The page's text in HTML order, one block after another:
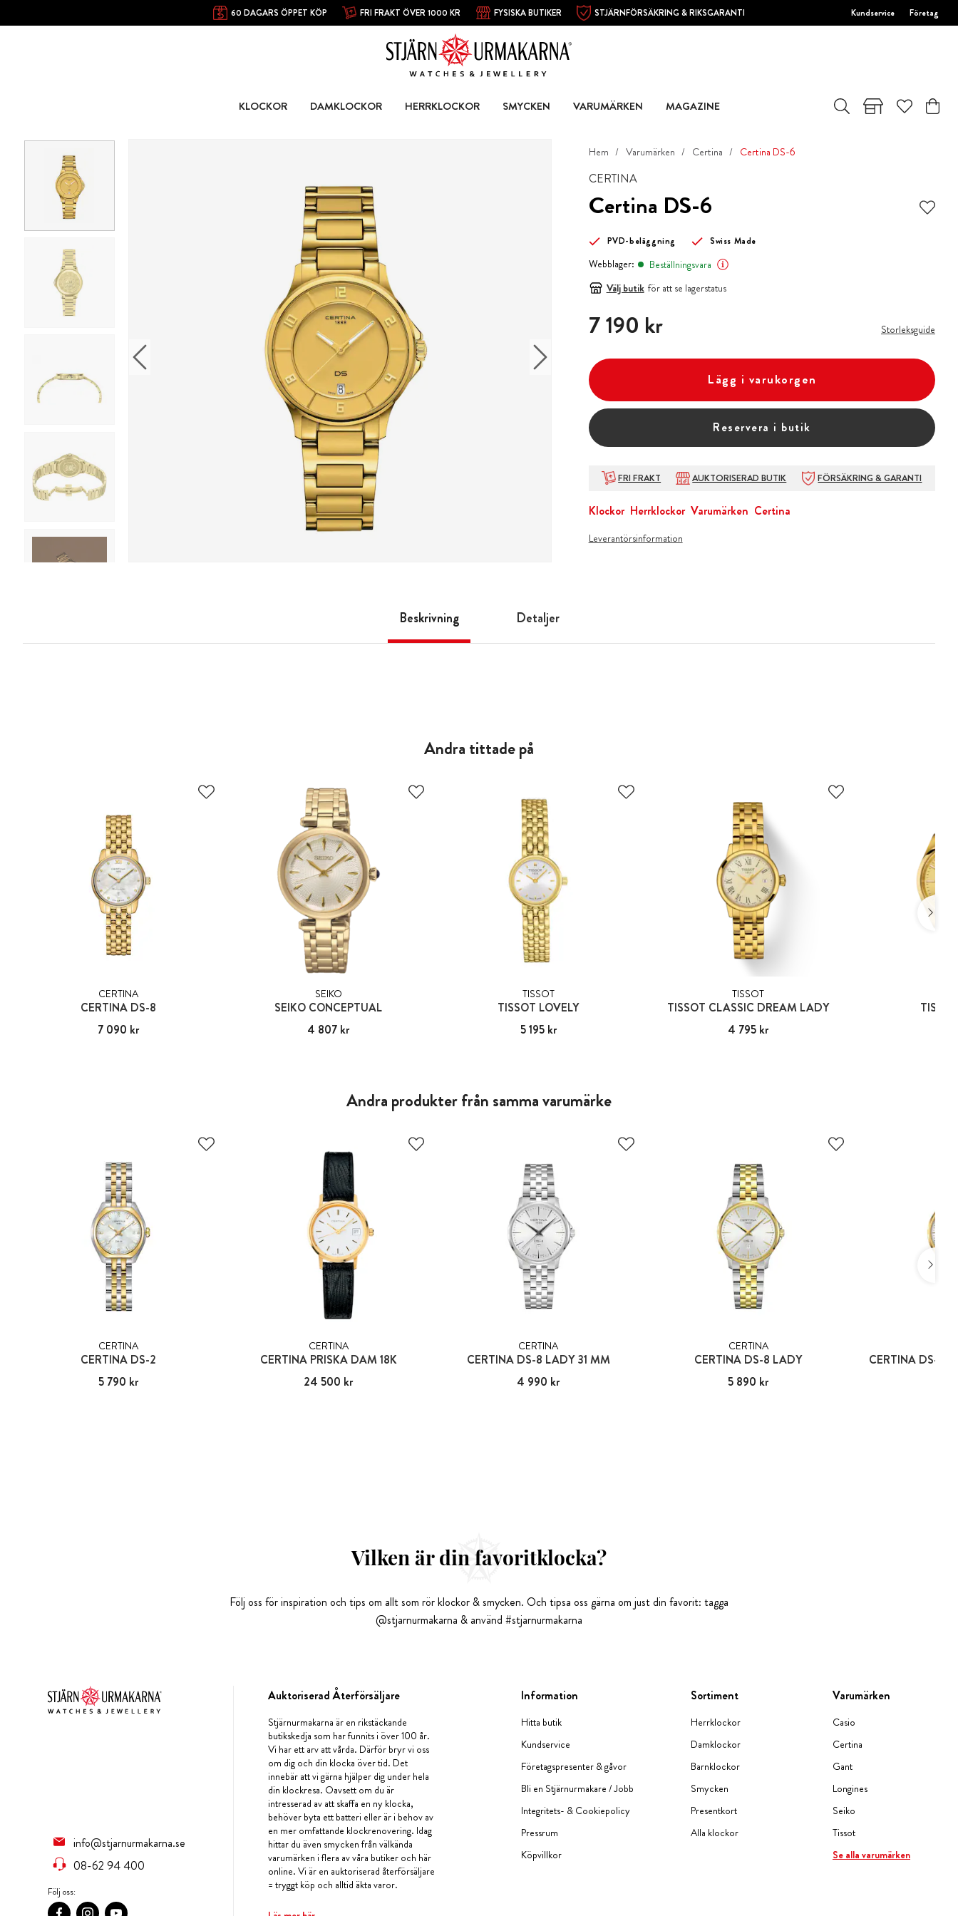
60 DAGARS ÖPPET KÖP FRI FRAKT ÖVER 1000 KR FYSISKA BUTIKER STJÄRNFÖRSÄKRING & RIKSGARANTI Kundservice Företag
KLOCKOR DAMKLOCKOR HERRKLOCKOR SMYCKEN VARUMÄRKEN MAGAZINE
Hem Varumärken Certina Certina DS-6
CERTINA
Certina DS-6
PVD-beläggning Swiss Made
Webblager:
Beställningsvara
Välj butik för att se lagerstatus
Pris:7 190 kr
7 190 kr Storleksguide
Lägg i varukorgen
Reservera i butik
FRI FRAKT AUKTORISERAD BUTIK FÖRSÄKRING & GARANTI
Klockor Herrklockor Varumärken Certina
Leverantörsinformation
Beskrivning Detaljer
Andra tittade på
CERTINA
CERTINA DS-8
Pris :7 090 kr
7 090 kr
SEIKO
SEIKO CONCEPTUAL
Pris:4 807 kr
4 807 kr
TISSOT
TISSOT LOVELY
Pris:5 195 kr
5 195 kr
TISSOT
TISSOT CLASSIC DREAM LADY
Pris:4 795 kr
4 795 kr
Andra produkter från samma varumärke
CERTINA
CERTINA DS-2
Pris :5 790 kr
5 790 kr
CERTINA
CERTINA PRISKA DAM 18K
Pris:24 500 kr
24 500 kr
CERTINA
CERTINA DS-8 LADY 31 MM
Pris:4 990 kr
4 990 kr
CERTINA
CERTINA DS-8 LADY
Pris :5 890 kr
5 890 kr
CERTINA DS-8
Vilken är din favoritklocka?
Följ oss för inspiration och tips om allt som rör klockor & smycken. Och tipsa oss gärna om just din favorit: tagga
@stjarnurmakarna & använd #stjarnurmakarna
info@stjarnurmakarna.se
08-62 94 400
Följ oss:
Auktoriserad Återförsäljare
Stjärnurmakarna är en rikstäckande
butikskedja som har funnits i över 100 år.
Vi har ett arv att vårda. Därför bryr vi oss
om dig och din klocka över tid. Det
innebär att vi gärna hjälper dig under hela
din klockresa. Oavsett om du är
intresserad av att skaffa en ny klocka,
behöver byta ett batteri eller är i behov av
en mer omfattande klockrenovering. Idag
hittar du även smycken från välkända
varumärken i flera av våra butiker och här
online. Vi är en auktoriserad återförsäljare
= tryggt köp och alltid äkta varor.
Information
Hitta butik
Kundservice
Företagspresenter & gåvor
Bli en Stjärnurmakare / Jobb
Integritets- & Cookiepolicy
Pressrum
Köpvillkor
Sortiment
Herrklockor
Damklockor
Barnklockor
Smycken
Presentkort
Alla klockor
Varumärken
Casio
Certina
Gant
Longines
Seiko
Tissot
Se alla varumärken